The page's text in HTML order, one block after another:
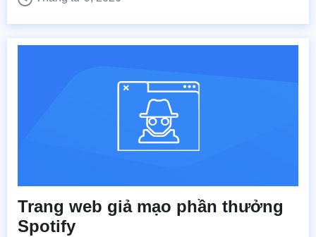
Trang web giả mạo phần thưởng
Spotify